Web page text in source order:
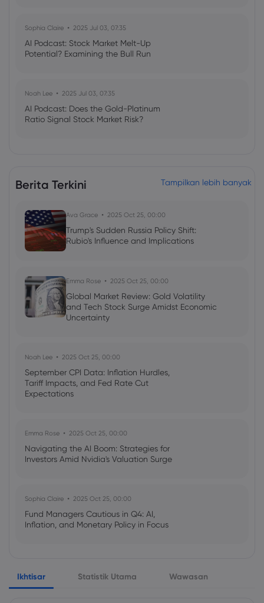
Sophia Claire 2025 Jul 03, 07:35
AI Podcast: Stock Market Melt-Up
Potential? Examining the Bull Run
Noah Lee 2025 Jul 03, 07:35
AI Podcast: Does the Gold-Platinum
Ratio Signal Stock Market Risk?
Berita Terkini Tampilkan lebih banyak
Ava Grace 2025 Oct 25, 00:00
Trump's Sudden Russia Policy Shift:
Rubio's Influence and Implications
Emma Rose 2025 Oct 25, 00:00
Global Market Review: Gold Volatility
and Tech Stock Surge Amidst Economic
Uncertainty
Noah Lee 2025 Oct 25, 00:00
September CPI Data: Inflation Hurdles,
Tariff Impacts, and Fed Rate Cut
Expectations
Emma Rose 2025 Oct 25, 00:00
Navigating the AI Boom: Strategies for
Investors Amid Nvidia's Valuation Surge
Sophia Claire 2025 Oct 25, 00:00
Fund Managers Cautious in Q4: AI,
Inflation, and Monetary Policy in Focus
US Government Shutdown Threatens
October Inflation Data Release
Ikhtisar Statistik Utama Wawasan